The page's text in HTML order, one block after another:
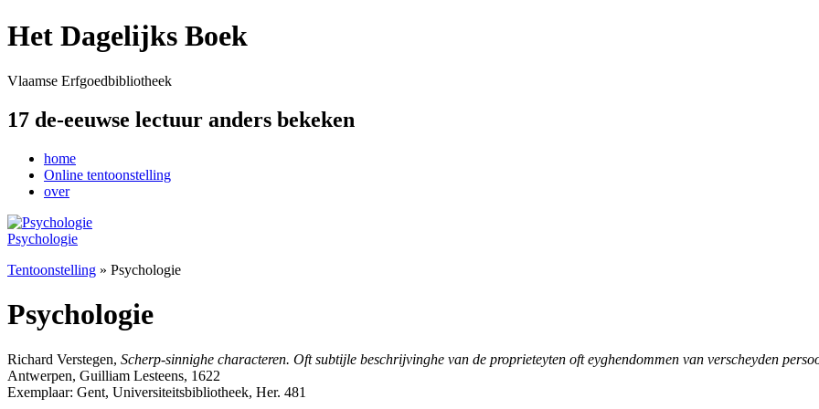
Het Dagelijks Boek
Vlaamse Erfgoedbibliotheek
17 de-eeuwse lectuur anders bekeken
home
Online tentoonstelling
over
Psychologie
Tentoonstelling » Psychologie
Psychologie
Richard Verstegen, Scherp-sinnighe characteren. Oft subtijle beschrijvinghe van de proprieteyten oft eyghendommen van verscheyden
Antwerpen, Guilliam Lesteens, 1622
Exemplaar: Gent, Universiteitsbibliotheek, Her. 481